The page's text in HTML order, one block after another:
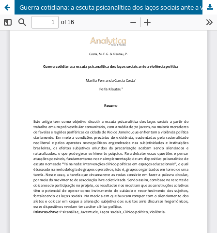
Guerra cotidiana: a escuta psicanalítica dos laços sociais ante a violência política